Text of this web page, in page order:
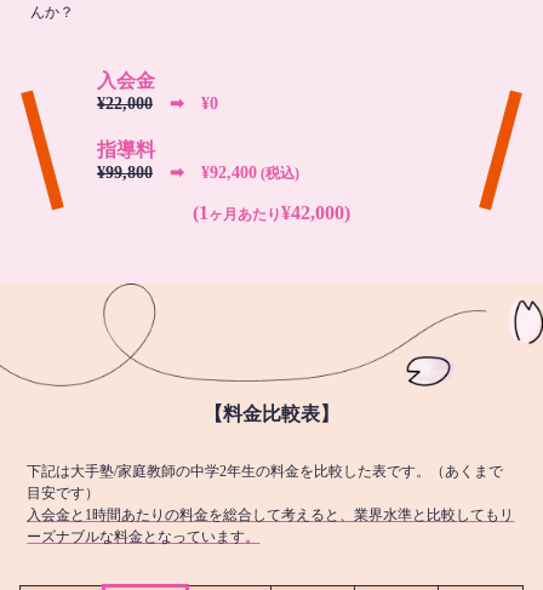
んか？
入会金
¥22,000 ➡︎ ¥0
指導料
¥99,800 ➡︎ ¥92,400 (税込)
(1 ヶ月あたり¥42,000)
【料金比較表】
下記は大手塾/家庭教師の中学2年生の料金を比較した表です。（あくまで
目安です）
入会金と1時間あたりの料金を総合して考えると、業界水準と比較してもリ
ーズナブルな料金となっています。